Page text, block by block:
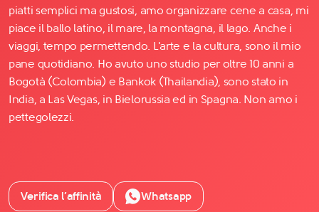
piatti semplici ma gustosi, amo organizzare cene a casa, mi
piace il ballo latino, il mare, la montagna, il lago. Anche i
viaggi, tempo permettendo. L'arte e la cultura, sono il mio
pane quotidiano. Ho avuto uno studio per oltre 10 anni a
Bogotà (Colombia) e Bankok (Thailandia), sono stato in
India, a Las Vegas, in Bielorussia ed in Spagna. Non amo i
pettegolezzi.
Verifica l’affinità Whatsapp